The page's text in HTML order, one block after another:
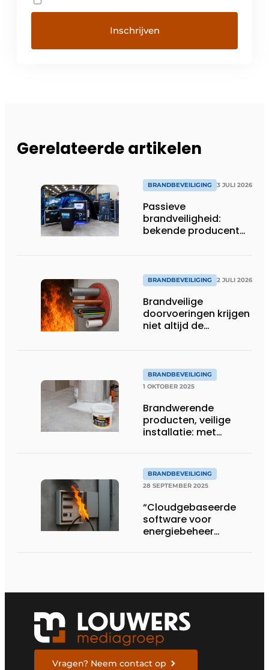
Gerelateerde artikelen
BRANDBEVEILIGING 3 JULI 2026
Passieve
brandveiligheid:
bekende producent
BRANDBEVEILIGING 2 JULI 2026
Brandveilige
doorvoeringen krijgen
niet altijd de
BRANDBEVEILIGING
1 OKTOBER 2025
Brandwerende
producten, veilige
installatie: met
BRANDBEVEILIGING
28 SEPTEMBER 2025
“Cloudgebaseerde
software voor
energiebeheer
Vragen? Neem contact op